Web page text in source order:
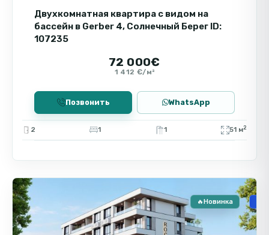
туристов и арендаторов.
Двухкомнатная квартира с видом на
бассейн в Gerber 4, Солнечный Берег ID:
107235
72 000€
1 412 €/м²
Позвонить WhatsApp
2 1 1 51 м2
🔥Новинка